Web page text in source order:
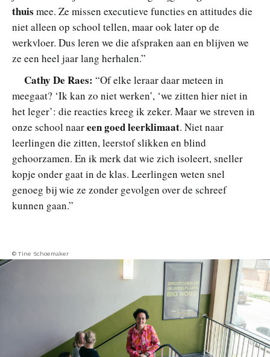
thuis mee. Ze missen executieve functies en attitudes die
niet alleen op school tellen, maar ook later op de
werkvloer. Dus leren we die afspraken aan en blijven we
ze een heel jaar lang herhalen.”
Cathy De Raes: “Of elke leraar daar meteen in
meegaat? ‘Ik kan zo niet werken’, ‘we zitten hier niet in
het leger’: die reacties kreeg ik zeker. Maar we streven in
onze school naareen goed leerklimaat. Niet naar
leerlingen die zitten, leerstof slikken en blind
gehoorzamen. En ik merk dat wie zich isoleert, sneller
kopje onder gaat in de klas. Leerlingen weten snel
genoeg bij wie ze zonder gevolgen over de schreef
kunnen gaan.”
© Tine Schoemaker